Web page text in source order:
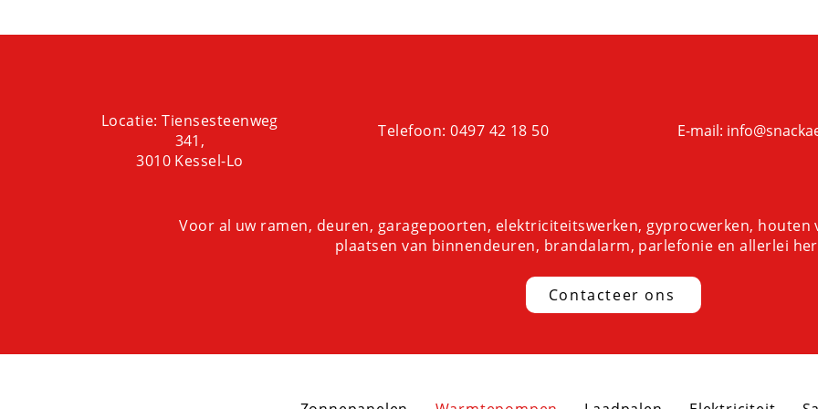
maak je een duurzame keuze met optimale efficiëntie, waarmee je niet alleen
Locatie: Tiensesteenweg
341,
3010 Kessel-Lo
Telefoon: 0497 42 18 50 E-mail:
Voor al uw ramen, deuren, garagepoorten, elektriciteitswerken, gyprocwerken,
plaatsen van binnendeuren, brandalarm, parlefonie en allerlei
Contacteer ons